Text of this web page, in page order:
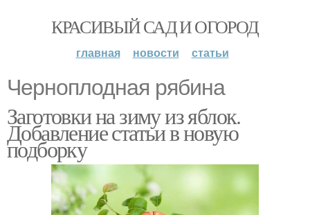
КРАСИВЫЙ САД И ОГОРОД
главная новости статьи
Черноплодная рябина
Заготовки на зиму из яблок.
Добавление статьи в новую
подборку